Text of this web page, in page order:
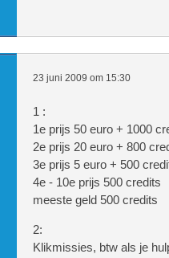
23 juni 2009 om 15:30
1 :
1e prijs 50 euro + 1000
2e prijs 20 euro + 800
3e prijs 5 euro + 500
4e - 10e prijs 500 credits
meeste geld 500 credits
2:
Klikmissies, btw als je